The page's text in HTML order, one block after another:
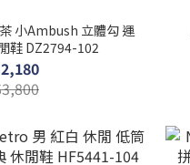
小Ambush 立體勾 運
鞋 DZ2794-102